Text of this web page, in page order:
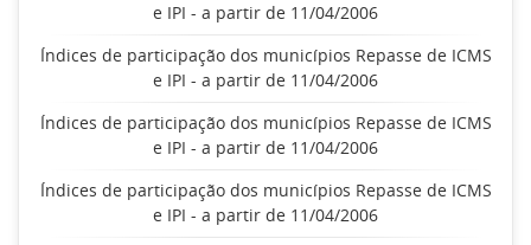
e IPI - a partir de 11/04/2006
Índices de participação dos municípios Repasse de ICMS
e IPI - a partir de 11/04/2006
Índices de participação dos municípios Repasse de ICMS
e IPI - a partir de 11/04/2006
Índices de participação dos municípios Repasse de ICMS
e IPI - a partir de 11/04/2006